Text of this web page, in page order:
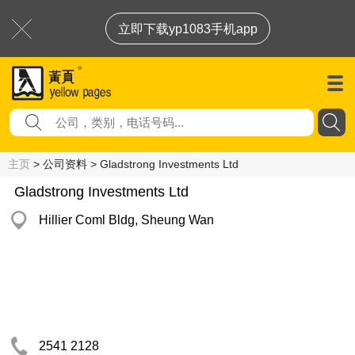
立即下载yp1083手机app
主页 > 公司资料 > Gladstrong Investments Ltd
Gladstrong Investments Ltd
Hillier Coml Bldg, Sheung Wan
2541 2128